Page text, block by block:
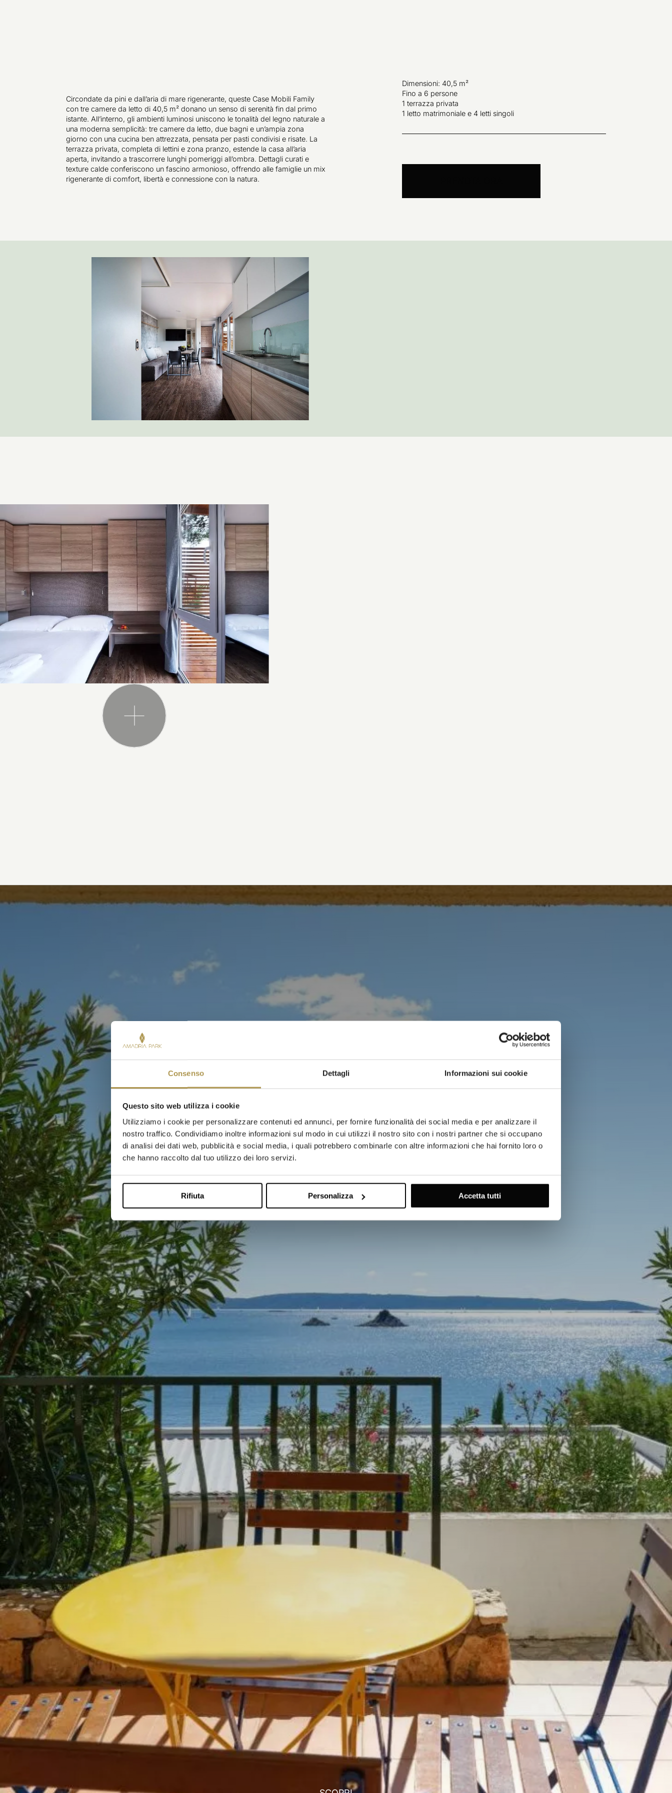
Consenso Dettagli Informazioni sui cookie
Questo sito web utilizza i cookie
Utilizziamo i cookie per personalizzare contenuti ed annunci, per fornire funzionalità dei social media e per analizzare il
nostro traffico. Condividiamo inoltre informazioni sul modo in cui utilizzi il nostro sito con i nostri partner che si occupano
di analisi dei dati web, pubblicità e social media, i quali potrebbero combinarle con altre informazioni che hai fornito loro o
che hanno raccolto dal tuo utilizzo dei loro servizi.
Rifiuta Personalizza Accetta tutti
Circondate da pini e dall’aria di mare rigenerante, queste Case Mobili Family
con tre camere da letto di 40,5 m² donano un senso di serenità fin dal primo
istante. All’interno, gli ambienti luminosi uniscono le tonalità del legno naturale a
una moderna semplicità: tre camere da letto, due bagni e un’ampia zona
giorno con una cucina ben attrezzata, pensata per pasti condivisi e risate. La
terrazza privata, completa di lettini e zona pranzo, estende la casa all’aria
aperta, invitando a trascorrere lunghi pomeriggi all’ombra. Dettagli curati e
texture calde conferiscono un fascino armonioso, offrendo alle famiglie un mix
rigenerante di comfort, libertà e connessione con la natura.
Dimensioni: 40,5 m²
Fino a 6 persone
1 terrazza privata
1 letto matrimoniale e 4 letti singoli